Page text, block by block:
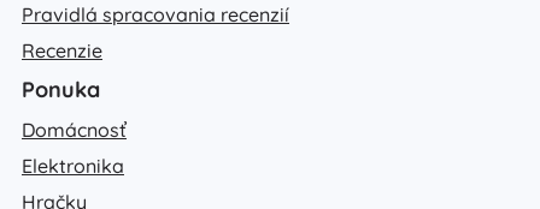
Pravidlá spracovania recenzií
Recenzie
Ponuka
Domácnosť
Elektronika
Hračky